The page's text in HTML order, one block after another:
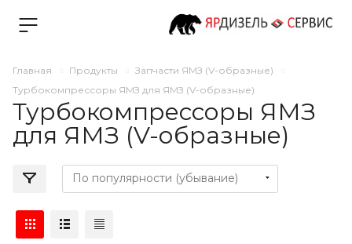
Главная Продукты
Запчасти ЯМЗ (V-образные)
Турбокомпрессоры ЯМЗ для ЯМЗ (V-образные)
Турбокомпрессоры ЯМЗ
для ЯМЗ (V-образные)